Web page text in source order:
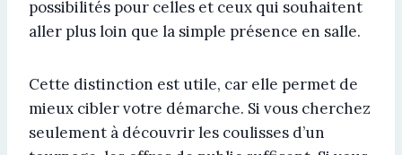
possibilités pour celles et ceux qui souhaitent
aller plus loin que la simple présence en salle.
Cette distinction est utile, car elle permet de
mieux cibler votre démarche. Si vous cherchez
seulement à découvrir les coulisses d’un